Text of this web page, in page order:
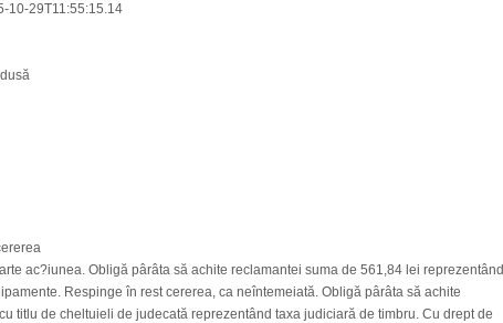
10-29T11:55:15.14
ac?iunea. Obligă pârâta să achite reclamantei suma de 561,84 lei reprezentând
Respinge în rest cererea, ca neîntemeiată. Obligă pârâta să achite
titlu de cheltuieli de judecată reprezentând taxa judiciară de timbru. Cu drept de